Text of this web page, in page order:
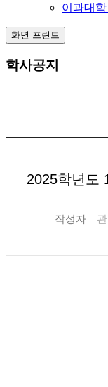
이과대
화면 프린트
학사공지
2025학년도
작성자